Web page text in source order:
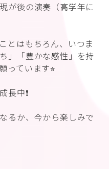
が後の演奏（高学年に
とはもちろん、いつま
」「豊かな感性」を持
っています⭐︎
長中❗️
るか、今から楽しみで